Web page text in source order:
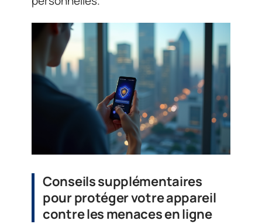
Conseils supplémentaires
pour protéger votre appareil
contre les menaces en ligne